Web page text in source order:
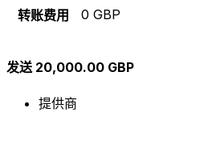
转账费用 0 GBP
发送 20,000.00 GBP
提供商